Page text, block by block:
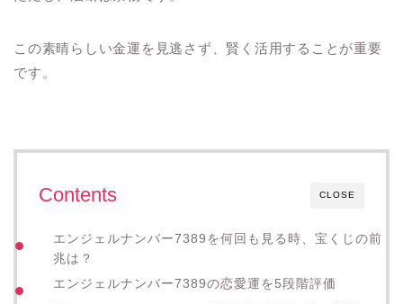
この素晴らしい金運を見逃さず、賢く活用することが重要
です。
CLOSE
Contents
エンジェルナンバー7389を何回も見る時、宝くじの前
兆は？
エンジェルナンバー7389の恋愛運を5段階評価